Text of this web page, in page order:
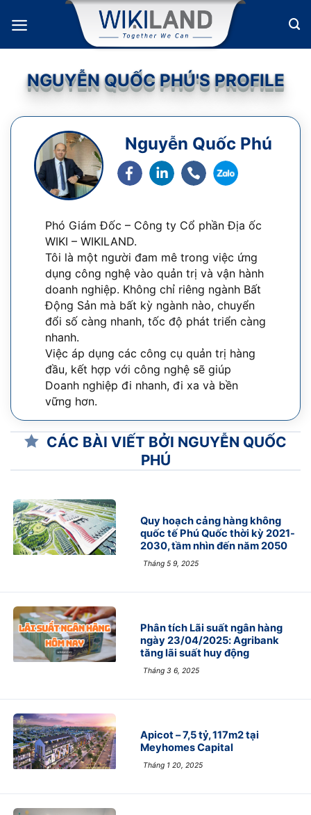
qua
nội
NGUYỄN QUỐC PHÚ'S PROFILE
Nguyễn Quốc Phú
Phó Giám Đốc – Công ty Cổ phần Địa ốc
WIKI – WIKILAND.
Tôi là một người đam mê trong việc ứng
dụng công nghệ vào quản trị và vận hành
doanh nghiệp. Không chỉ riêng ngành Bất
Động Sản mà bất kỳ ngành nào, chuyển
đổi số càng nhanh, tốc độ phát triển càng
nhanh.
Việc áp dụng các công cụ quản trị hàng
đầu, kết hợp với công nghệ sẽ giúp
Doanh nghiệp đi nhanh, đi xa và bền
vững hơn.
CÁC BÀI VIẾT BỞI NGUYỄN QUỐC
PHÚ
Quy hoạch cảng hàng không
quốc tế Phú Quốc thời kỳ 2021-
2030, tầm nhìn đến năm 2050
Tháng 5 9, 2025
Phân tích Lãi suất ngân hàng
ngày 23/04/2025: Agribank
tăng lãi suất huy động
Tháng 3 6, 2025
Apicot – 7,5 tỷ, 117m2 tại
Meyhomes Capital
Tháng 1 20, 2025